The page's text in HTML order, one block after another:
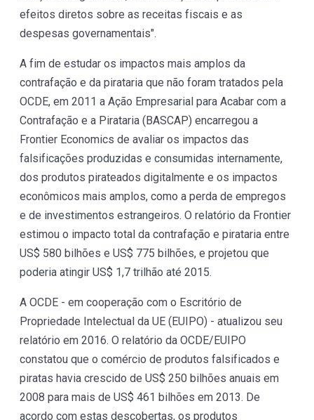
efeitos diretos sobre as receitas fiscais e as
despesas governamentais".
A fim de estudar os impactos mais amplos da
contrafação e da pirataria que não foram tratados pela
OCDE, em 2011 a Ação Empresarial para Acabar com a
Contrafação e a Pirataria (BASCAP) encarregou a
Frontier Economics de avaliar os impactos das
falsificações produzidas e consumidas internamente,
dos produtos pirateados digitalmente e os impactos
econômicos mais amplos, como a perda de empregos
e de investimentos estrangeiros. O relatório da Frontier
estimou o impacto total da contrafação e pirataria entre
US$ 580 bilhões e US$ 775 bilhões, e projetou que
poderia atingir US$ 1,7 trilhão até 2015.
A OCDE - em cooperação com o Escritório de
Propriedade Intelectual da UE (EUIPO) - atualizou seu
relatório em 2016. O relatório da OCDE/EUIPO
constatou que o comércio de produtos falsificados e
piratas havia crescido de US$ 250 bilhões anuais em
2008 para mais de US$ 461 bilhões em 2013. De
acordo com estas descobertas, os produtos